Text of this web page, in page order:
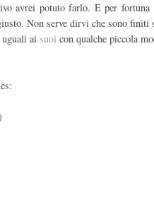
avrei potuto farlo. E per
Non serve dirvi che sono finiti
ai suoi con qualche piccola